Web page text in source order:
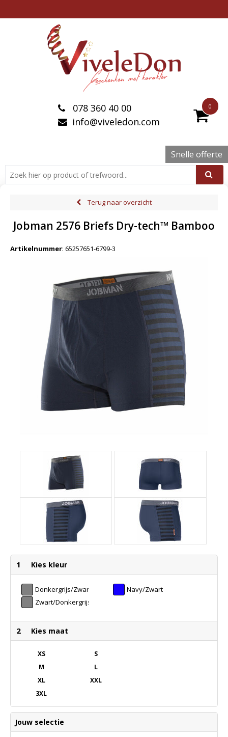
0
078 360 40 00
info@viveledon.com
Snelle offerte
Terug naar overzicht
Jobman 2576 Briefs Dry-tech™ Bamboo
Artikelnummer: 65257651-6799-3
1 Kies kleur
Donkergrijs/Zwart
Navy/Zwart
Zwart/Donkergrijs
2 Kies maat
XS
S
M
L
XL
XXL
3XL
Jouw selectie